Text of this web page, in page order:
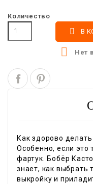
Количество
 В
 Нет
Как здорово
Особенно, если это
фартук. Бобёр
знает, как выбрать
выкройку и